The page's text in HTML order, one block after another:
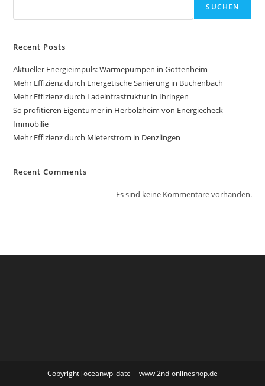
SUCHEN
Recent Posts
Aktueller Energieimpuls: Wärmepumpen in Gottenheim
Mehr Effizienz durch Energetische Sanierung in Buchenbach
Mehr Effizienz durch Ladeinfrastruktur in Ihringen
So profitieren Eigentümer in Herbolzheim von Energiecheck
Immobilie
Mehr Effizienz durch Mieterstrom in Denzlingen
Recent Comments
Es sind keine Kommentare vorhanden.
Copyright [oceanwp_date] - www.2nd-onlineshop.de